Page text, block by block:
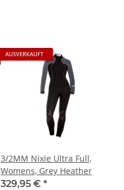
AUSVERKAUFT
3/2MM Nixie Ultra Full,
Womens, Grey Heather
329,95 € *